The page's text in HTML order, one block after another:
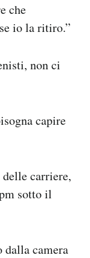
che
io la ritiro.”
non ci
capire
carriere,
sotto il
camera